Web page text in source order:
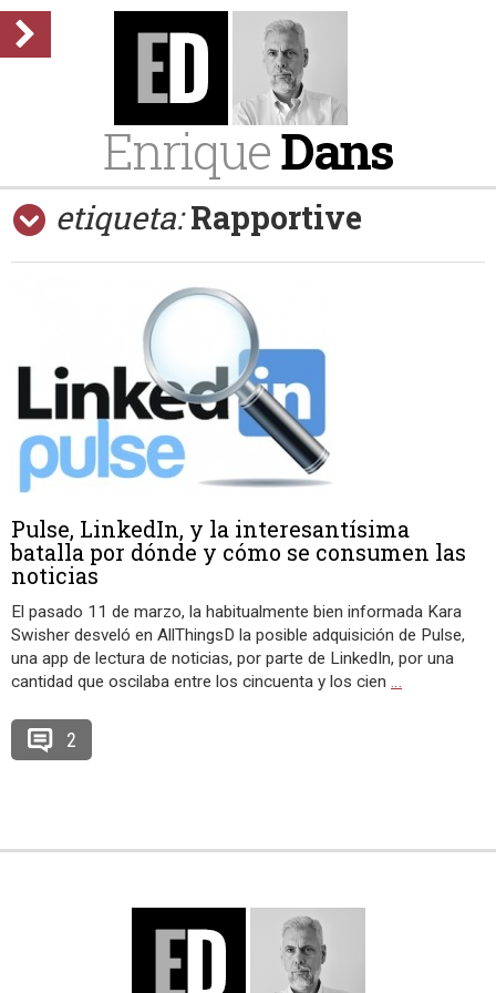
EnriqueDans
etiqueta: Rapportive
Pulse, LinkedIn, y la interesantísima
batalla por dónde y cómo se consumen las
noticias
El pasado 11 de marzo, la habitualmente bien informada Kara
Swisher desveló en AllThingsD la posible adquisición de Pulse,
una app de lectura de noticias, por parte de LinkedIn, por una
cantidad que oscilaba entre los cincuenta y los cien …
2